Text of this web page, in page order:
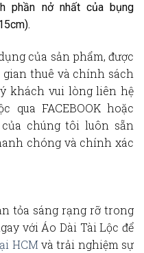
phần nở nhất của bụng
của sản phẩm, được
thuê và chính sách
khách vui lòng liên hệ
qua FACEBOOKhoặc
chúng tôi luôn sẵn
chóng và chính xác
tỏa sáng rạng rỡ trong
với Áo Dài Tài Lộc để
HCMvà trải nghiệm sự